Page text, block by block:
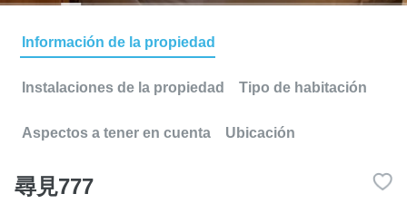
Información de la propiedad
Instalaciones de la propiedad Tipo de habitación
Aspectos a tener en cuenta Ubicación
尋見777